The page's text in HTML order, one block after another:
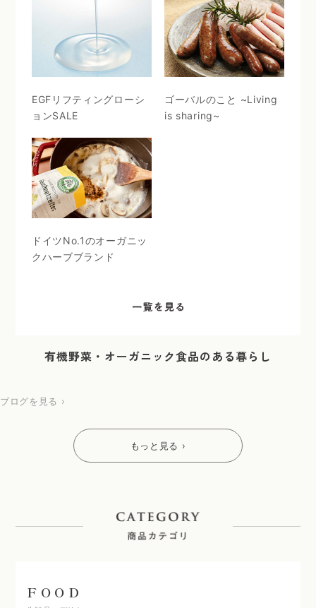
EGFリフティングローシ
ョンSALE
ゴーバルのこと ~Living
is sharing~
ドイツNo.1のオーガニッ
クハーブブランド
有機野菜・オーガニック食品のある暮らし
ブログを見る ›
もっと見る ›
FOOD